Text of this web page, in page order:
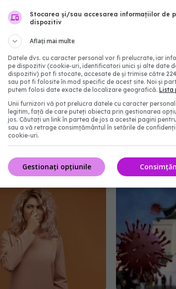
de COVID-19 rămâne
tabu în China, la
anunțul primului deces
Ce se
avut COVID
05 aug 2025, 13:09
Stocarea și/sau accesarea informațiilor de
dispozitiv
Aflați mai multe
Datele dvs. cu caracter personal vor fi prelucrate, iar
pe dispozitiv (cookie-uri, identificatori unici și alte date
dispozitiv) pot fi stocate, accesate de și trimise către
sau pot fi folosite în mod specific de acest site. Noi și
putem folosi date exacte de localizare geografică. Lista
Unii furnizori vă pot prelucra datele cu caracter personal
legitim, față de care puteți obiecta prin gestionarea
jos. Căutați un link în partea de jos a acestei pagini
sau a vă retrage consimțământul în setările de
cookie-uri.
Gestionați opțiunile